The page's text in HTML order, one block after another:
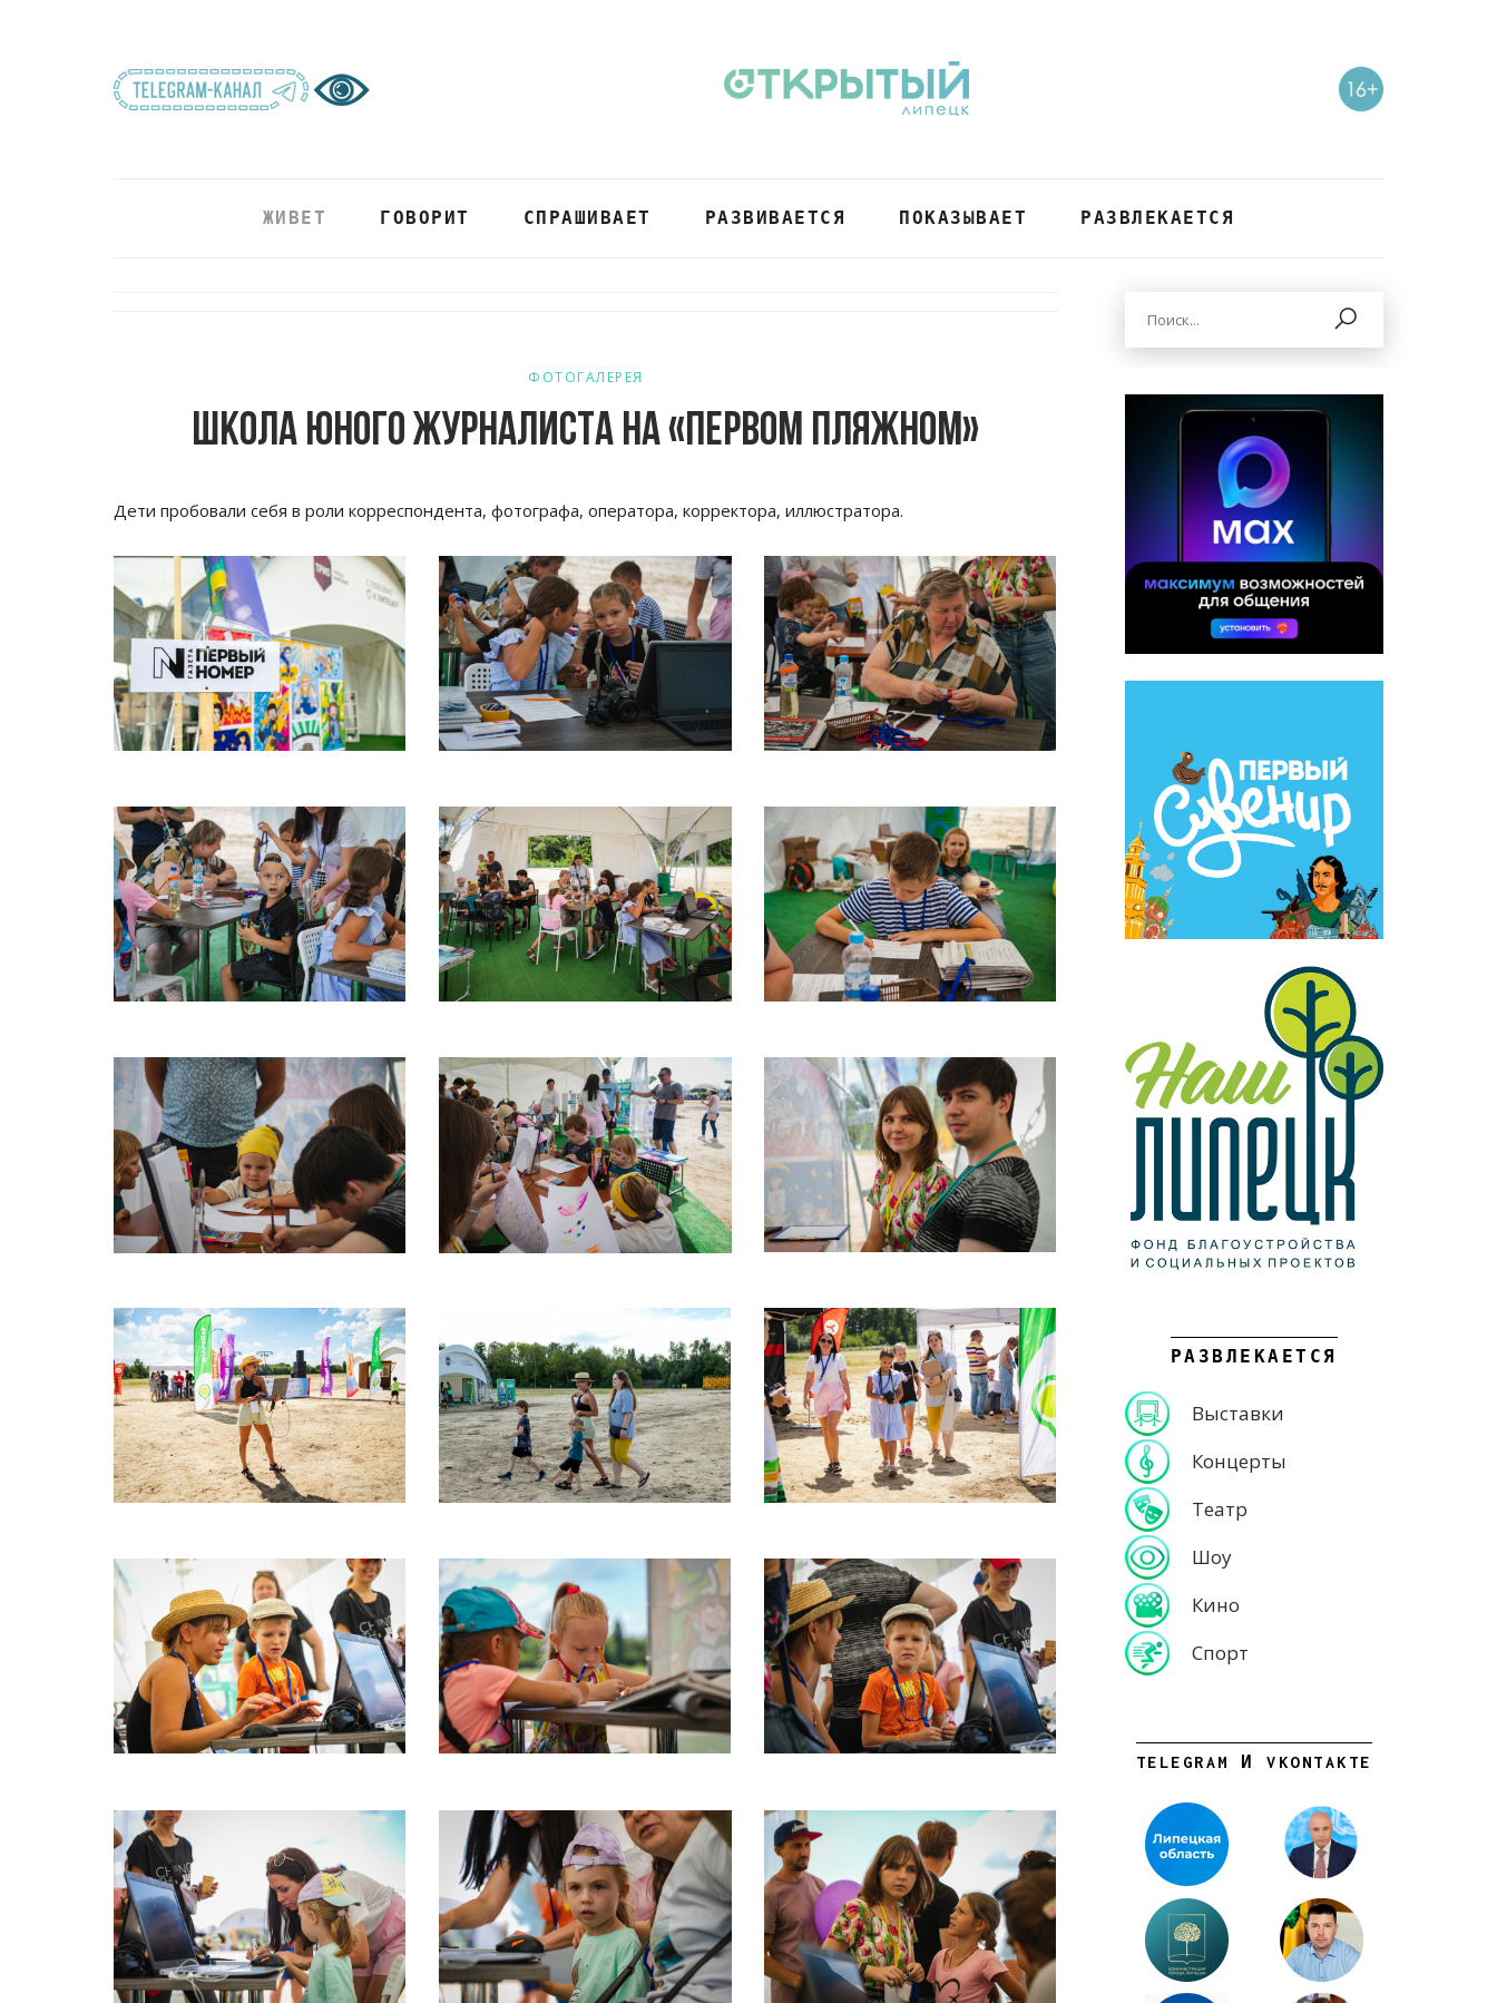
ЖИВЕТ ГОВОРИТ СПРАШИВАЕТ РАЗВИВАЕТСЯ ПОКАЗЫВАЕТ РАЗВЛЕКАЕТСЯ
ФОТОГАЛЕРЕЯ
Школа юного журналиста на «Первом пляжном»
Дети пробовали себя в роли корреспондента, фотографа, оператора, корректора, иллюстратора.
РАЗВЛЕКАЕТСЯ
Выставки
Концерты
Театр
Шоу
Кино
Спорт
TELEGRAM И VKONTAKTE